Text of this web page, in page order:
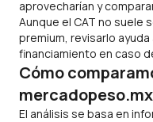
aprovecharían y
Aunque el CAT no suele
premium, revisarlo
financiamiento en caso
Cómo
mercadopeso.mx
El análisis se basa en